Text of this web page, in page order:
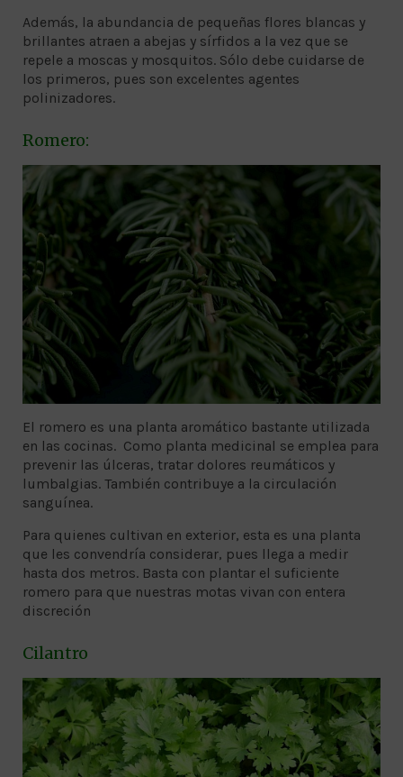
Además, la abundancia de pequeñas flores blancas y
brillantes atraen a abejas y sírfidos a la vez que se
repele a moscas y mosquitos. Sólo debe cuidarse de
los primeros, pues son excelentes agentes
polinizadores.
Romero:
El romero es una planta aromático bastante utilizada
en las cocinas. Como planta medicinal se emplea para
prevenir las úlceras, tratar dolores reumáticos y
lumbalgias. También contribuye a la circulación
sanguínea.
Para quienes cultivan en exterior, esta es una planta
que les convendría considerar, pues llega a medir
hasta dos metros. Basta con plantar el suficiente
romero para que nuestras motas vivan con entera
discreción
Cilantro